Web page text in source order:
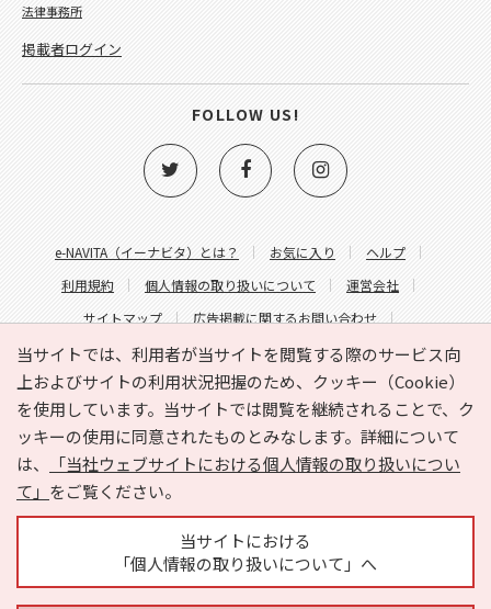
当サイトでは、利用者が当サイトを閲覧する際のサービス向
上およびサイトの利用状況把握のため、クッキー（Cookie）
を使用しています。当サイトでは閲覧を継続されることで、ク
ッキーの使用に同意されたものとみなします。詳細について
は、
「当社ウェブサイトにおける個人情報の取り扱いについ
て」 をご覧ください。
当サイトにおける
「個人情報の取り扱いについて」へ
e-NAVITA（イーナビタ）とは？ お気に入り
ヘルプ
利用規約
個人情報の取り扱いについて
運営会社
サイトマップ
広告掲載に関するお問い合わせ
サイトの内容に関するお問い合わせ
法律事務所
掲載者ログイン
FOLLOW US!
Copyright © HYOJITO.Co.,Ltd. All Rights Reserved.